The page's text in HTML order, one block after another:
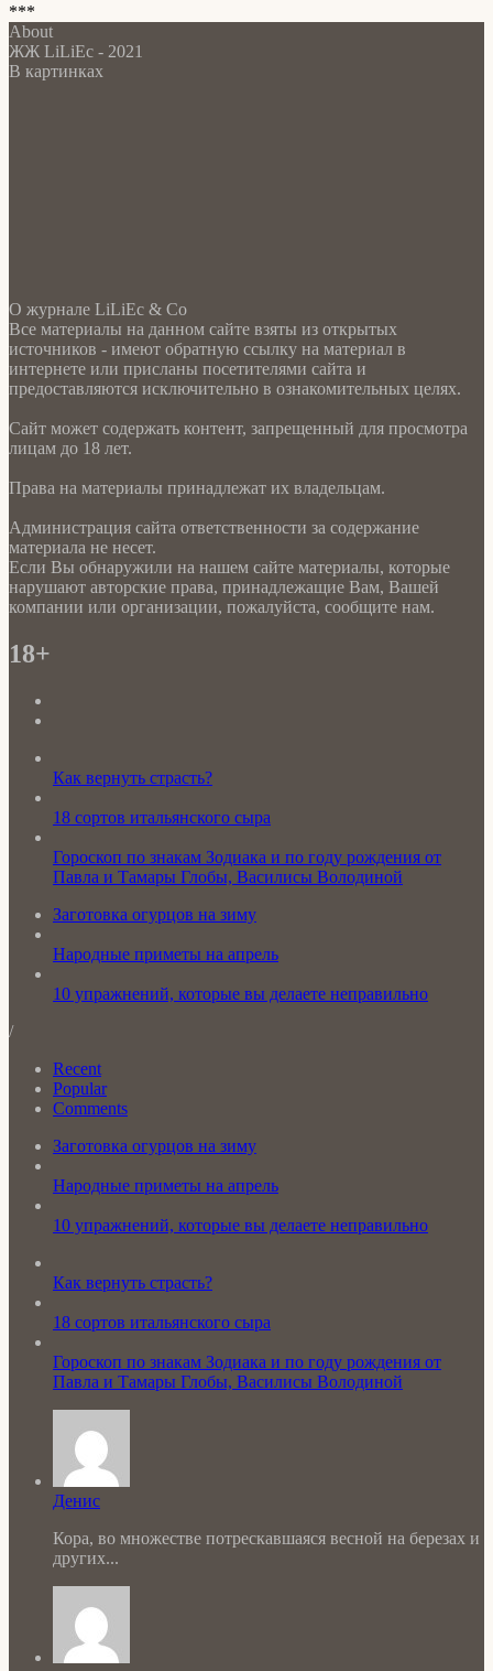
***
About
ЖЖ LiLiEc - 2021
В картинках
О журнале LiLiEc & Co
Все материалы на данном сайте взяты из открытых
источников - имеют обратную ссылку на материал в
интернете или присланы посетителями сайта и
предоставляются исключительно в ознакомительных целях.
Сайт может содержать контент, запрещенный для просмотра
лицам до 18 лет.
Права на материалы принадлежат их владельцам.
Администрация сайта ответственности за содержание
материала не несет.
Если Вы обнаружили на нашем сайте материалы, которые
нарушают авторские права, принадлежащие Вам, Вашей
компании или организации, пожалуйста, сообщите нам.
18+
Как вернуть страсть?
18 сортов итальянского сыра
Гороскоп по знакам Зодиака и по году рождения от
Павла и Тамары Глобы, Василисы Володиной
Заготовка огурцов на зиму
Народные приметы на апрель
10 упражнений, которые вы делаете неправильно
/
Recent
Popular
Comments
Заготовка огурцов на зиму
Народные приметы на апрель
10 упражнений, которые вы делаете неправильно
Как вернуть страсть?
18 сортов итальянского сыра
Гороскоп по знакам Зодиака и по году рождения от
Павла и Тамары Глобы, Василисы Володиной
Денис
Кора, во множестве потрескавшаяся весной на березах и
других...